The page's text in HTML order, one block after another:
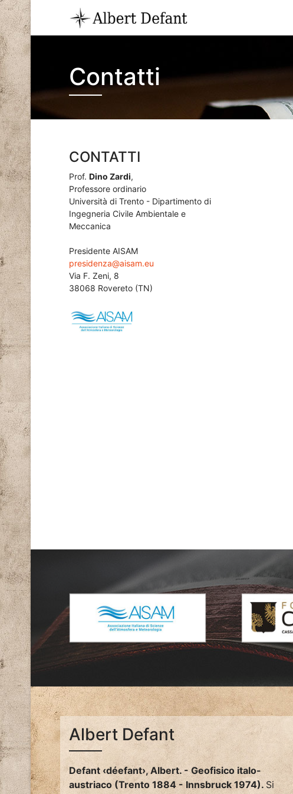
Contatti
CONTATTI
Prof. Dino Zardi,
Professore ordinario
Università di Trento - Dipartimento di
Ingegneria Civile Ambientale e
Meccanica
Presidente AISAM
presidenza@aisam.eu
Via F. Zeni, 8
38068 Rovereto (TN)
Albert Defant
Defant ‹déefant›, Albert. - Geofisico italo-
austriaco (Trento 1884 - Innsbruck 1974). Si